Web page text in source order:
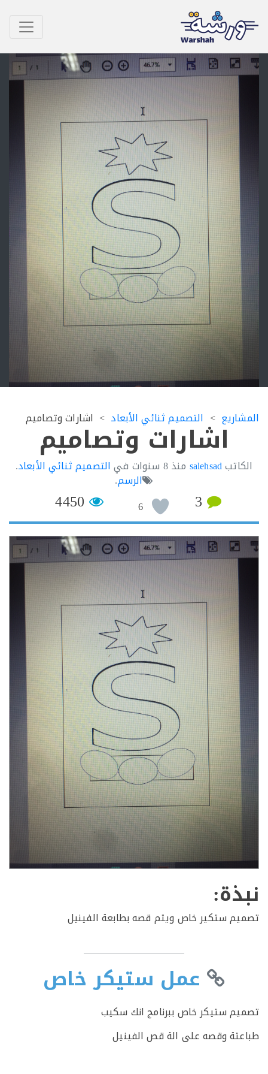
التصميم ثنائي الأبعاد اشارات وتصاميم
اشارات وتصاميم
salehsadمنذ8 سنوات فيالتصميم ثنائي الأبعاد.
الرسم.
3
6
4450
ستكير خاص ويتم قصه بطابعة الفينيل
عمل ستيكر خاص
ستيكر خاص ببرنامج انك سكيب
وقصه على الة قص الفينيل